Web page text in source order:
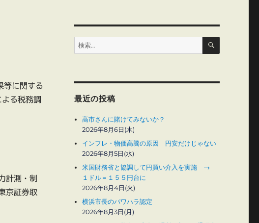
等に関する
る税務調
計測・制
京証券取
検
索:
検
最近の投稿
高市さんに賭けてみないか？
2026年8月6日(木)
インフレ・物価高騰の原因 円安だけじゃない
2026年8月5日(水)
米国財務省と協調して円買い介入を実施 →
１ドル＝１５５円台に
2026年8月4日(火)
横浜市長のパワハラ認定
2026年8月3日(月)